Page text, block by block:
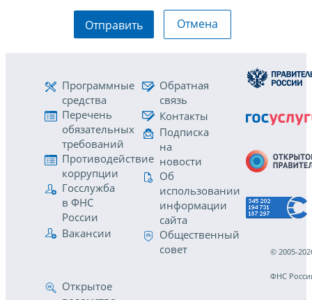
Отправить Отмена
Программные
средства
Перечень
обязательных
требований
Противодействие
коррупции
Госслужба
в ФНС
России
Вакансии
Обратная
связь
Контакты
Подписка
на
новости
Об
использовании
информации
сайта
Общественный
совет
Открытое
© 2005-
ФНС